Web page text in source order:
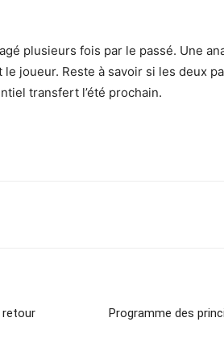
plusieurs fois par le passé. Une
joueur. Reste à savoir si les deux
transfert l’été prochain.
retour
Programme des